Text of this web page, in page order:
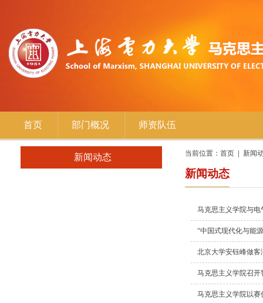
首页 部门概况 师资队伍
新闻动态 当前位置： 首页 新闻
新闻动态
马克思主义学院与
“中国式现代化与能
北京大学安钰峰做客
马克思主义学院召
马克思主义学院以